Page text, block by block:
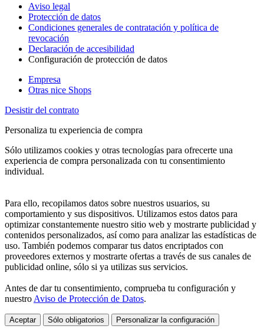
Aviso legal
Protección de datos
Condiciones generales de contratación y política de
revocación
Declaración de accesibilidad
Configuración de protección de datos
Empresa
Otras nice Shops
Desistir del contrato
Personaliza tu experiencia de compra
Sólo utilizamos cookies y otras tecnologías para ofrecerte una
experiencia de compra personalizada con tu consentimiento
individual.
Para ello, recopilamos datos sobre nuestros usuarios, su
comportamiento y sus dispositivos. Utilizamos estos datos para
optimizar constantemente nuestro sitio web y mostrarte publicidad y
contenidos personalizados, así como para analizar las estadísticas de
uso. También podemos comparar tus datos encriptados con
proveedores externos y mostrarte ofertas a través de sus canales de
publicidad online, sólo si ya utilizas sus servicios.
Antes de dar tu consentimiento, comprueba tu configuración y
nuestro Aviso de Protección de Datos.
Aceptar Sólo obligatorios Personalizar la configuración